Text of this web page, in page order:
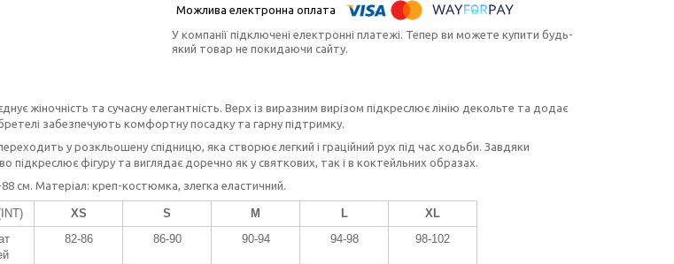
У компанії підключені електронні платежі. Тепер ви можете купити будь-
який товар не покидаючи сайту.
жіночність та сучасну елегантність. Верх із виразним вирізом підкреслює лінію декольте та додає
забезпечують комфортну посадку та гарну підтримку.
у розкльошену спідницю, яка створює легкий і граційний рух під час ходьби. Завдяки
підкреслює фігуру та виглядає доречно як у святкових, так і в коктейльних образах.
см. Матеріал: креп-костюмка, злегка еластичний.
XS S M L
XL
82-86 86-90 90-94 94-98 98-102